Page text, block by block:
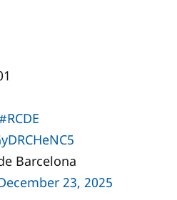
Barcelona
23, 2025